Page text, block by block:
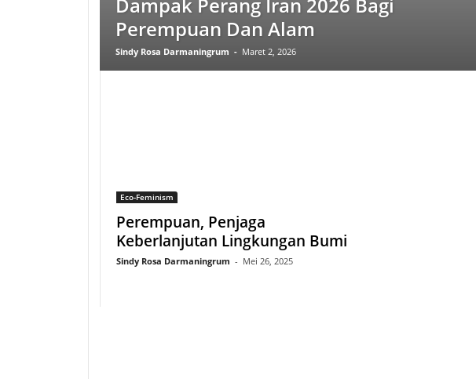
Perempuan Dan Alam
Sindy Rosa Darmaningrum - Maret 2, 2026
Eco-Feminism
Perempuan, Penjaga
Keberlanjutan Lingkungan Bumi
Sindy Rosa Darmaningrum - Mei 26, 2025